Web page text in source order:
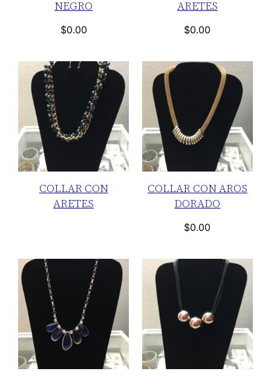
NEGRO
$0.00
ARETES
$0.00
COLLAR CON
ARETES
COLLAR CON AROS
DORADO
$0.00